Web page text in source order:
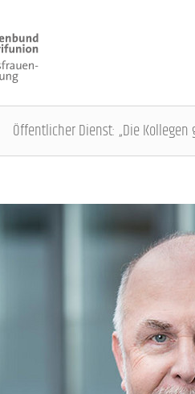
Öffentlicher Dienst: „Die